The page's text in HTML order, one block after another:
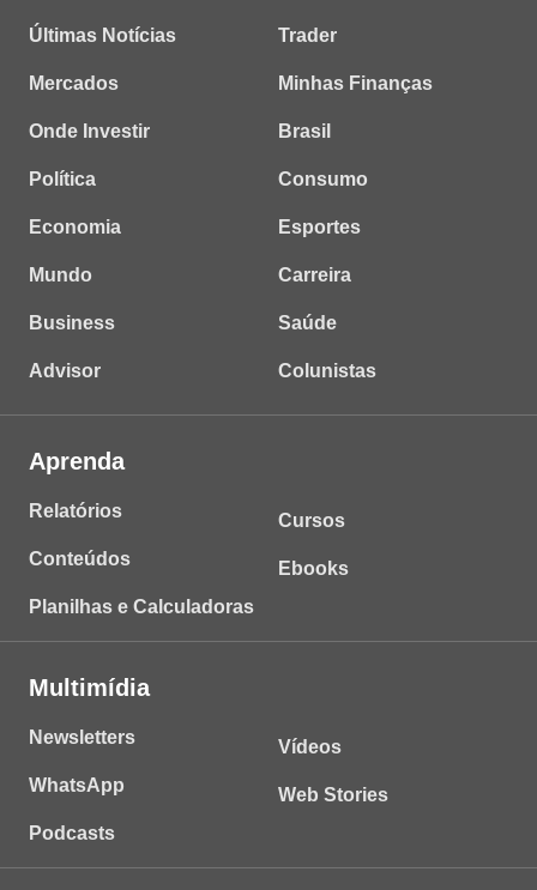
Últimas Notícias
Mercados
Onde Investir
Política
Economia
Mundo
Business
Advisor
Trader
Minhas Finanças
Brasil
Consumo
Esportes
Carreira
Saúde
Colunistas
Aprenda
Relatórios
Conteúdos
Planilhas e Calculadoras
Cursos
Ebooks
Multimídia
Newsletters
WhatsApp
Podcasts
Vídeos
Web Stories